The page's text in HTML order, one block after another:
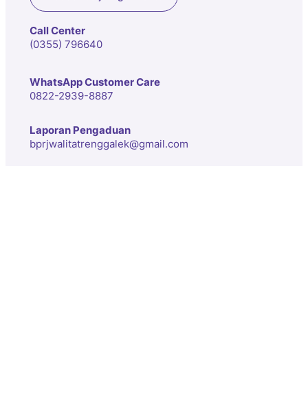
Call Center
(0355) 796640
WhatsApp Customer Care
0822-2939-8887
Laporan Pengaduan
bprjwalitatrenggalek@gmail.com